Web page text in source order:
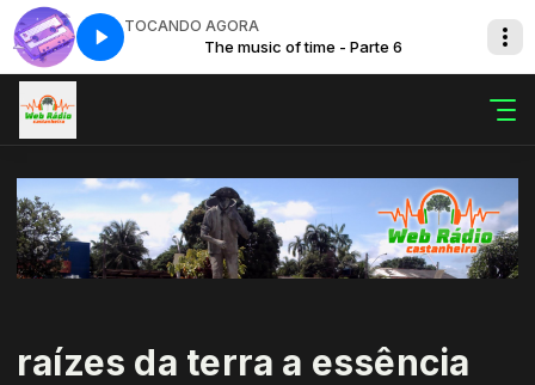
TOCANDO AGORA
The music of time - Parte 6
raízes da terra a essência